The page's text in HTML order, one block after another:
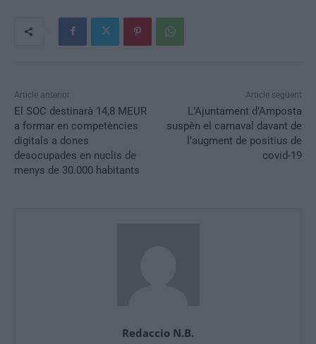
Article anterior
El SOC destinarà 14,8 MEUR
a formar en competències
digitals a dones
desocupades en nuclis de
menys de 30.000 habitants
Article següent
L’Ajuntament d’Amposta
suspèn el carnaval davant de
l’augment de positius de
covid-19
Redaccio N.B.